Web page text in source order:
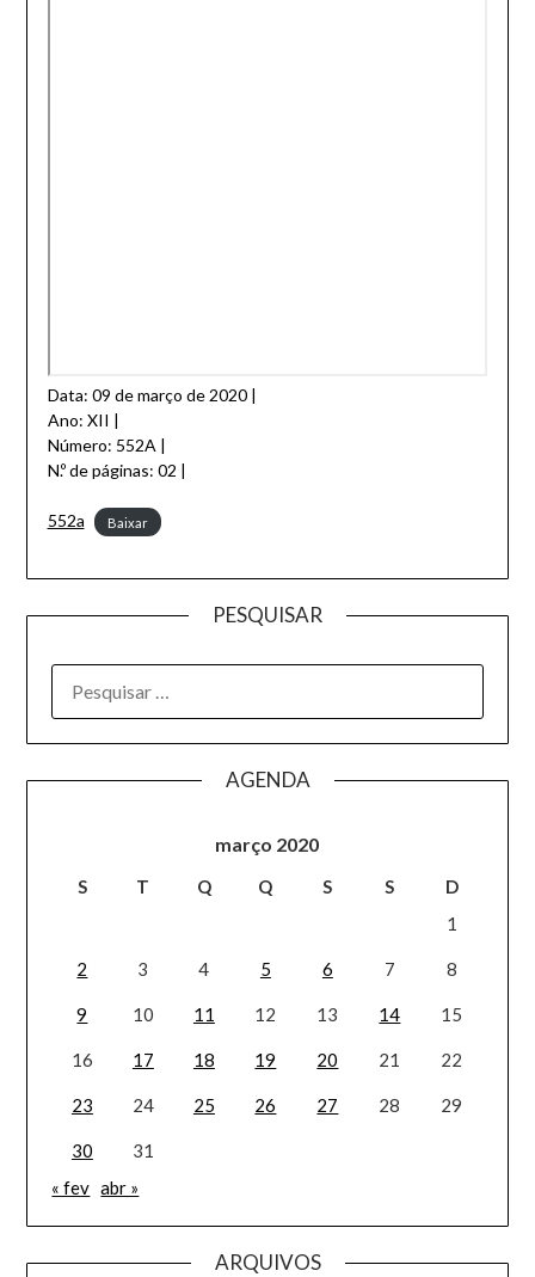
Data: 09 de março de 2020 |
Ano: XII |
Número: 552A |
N.º de páginas: 02 |
552a Baixar
PESQUISAR
AGENDA
março 2020
S T Q Q S S
D
1
2 3 4 5 6 7 8
9 10 11 12 13 14 15
16 17 18 19 20 21 22
23 24 25 26 27 28 29
30
31
« fev abr »
ARQUIVOS